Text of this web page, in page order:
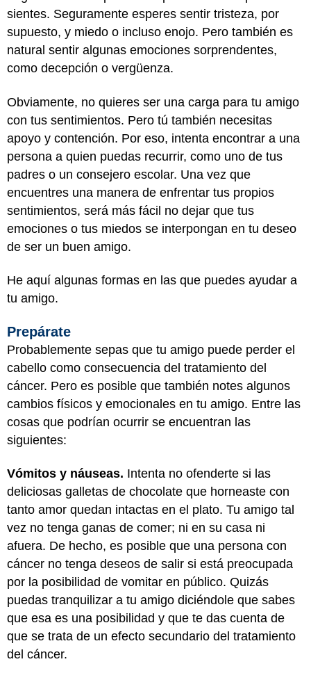
sientes. Seguramente esperes sentir tristeza, por
supuesto, y miedo o incluso enojo. Pero también es
natural sentir algunas emociones sorprendentes,
como decepción o vergüenza.
Obviamente, no quieres ser una carga para tu amigo
con tus sentimientos. Pero tú también necesitas
apoyo y contención. Por eso, intenta encontrar a una
persona a quien puedas recurrir, como uno de tus
padres o un consejero escolar. Una vez que
encuentres una manera de enfrentar tus propios
sentimientos, será más fácil no dejar que tus
emociones o tus miedos se interpongan en tu deseo
de ser un buen amigo.
He aquí algunas formas en las que puedes ayudar a
tu amigo.
Prepárate
Probablemente sepas que tu amigo puede perder el
cabello como consecuencia del tratamiento del
cáncer. Pero es posible que también notes algunos
cambios físicos y emocionales en tu amigo. Entre las
cosas que podrían ocurrir se encuentran las
siguientes:
Vómitos y náuseas. Intenta no ofenderte si las
deliciosas galletas de chocolate que horneaste con
tanto amor quedan intactas en el plato. Tu amigo tal
vez no tenga ganas de comer; ni en su casa ni
afuera. De hecho, es posible que una persona con
cáncer no tenga deseos de salir si está preocupada
por la posibilidad de vomitar en público. Quizás
puedas tranquilizar a tu amigo diciéndole que sabes
que esa es una posibilidad y que te das cuenta de
que se trata de un efecto secundario del tratamiento
del cáncer.